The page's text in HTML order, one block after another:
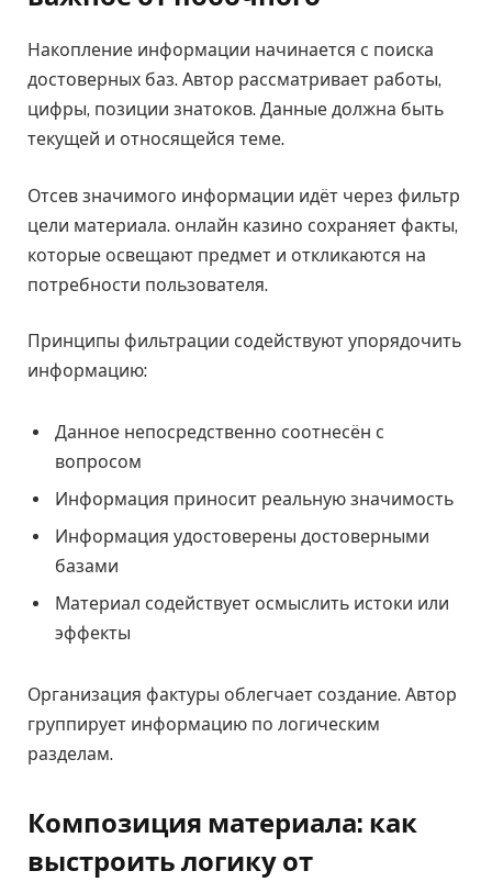
Накопление информации начинается с поиска
достоверных баз. Автор рассматривает работы,
цифры, позиции знатоков. Данные должна быть
текущей и относящейся теме.
Отсев значимого информации идёт через фильтр
цели материала. онлайн казино сохраняет факты,
которые освещают предмет и откликаются на
потребности пользователя.
Принципы фильтрации содействуют упорядочить
информацию:
Данное непосредственно соотнесён с
вопросом
Информация приносит реальную значимость
Информация удостоверены достоверными
базами
Материал содействует осмыслить истоки или
эффекты
Организация фактуры облегчает создание. Автор
группирует информацию по логическим
разделам.
Композиция материала: как
выстроить логику от